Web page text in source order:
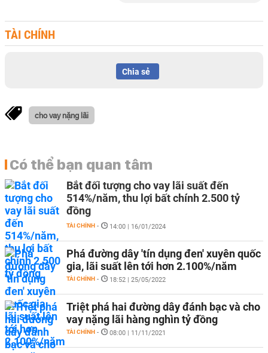
TÀI CHÍNH
Chia sẻ
cho vay nặng lãi
Có thể bạn quan tâm
Bắt đối tượng cho vay lãi suất đến
514%/năm, thu lợi bất chính 2.500 tỷ
đồng
TÀI CHÍNH - 14:00 | 16/01/2024
Phá đường dây 'tín dụng đen' xuyên quốc
gia, lãi suất lên tới hơn 2.100%/năm
TÀI CHÍNH - 18:52 | 25/05/2022
Triệt phá hai đường dây đánh bạc và cho
vay nặng lãi hàng nghìn tỷ đồng
TÀI CHÍNH - 08:00 | 11/11/2021